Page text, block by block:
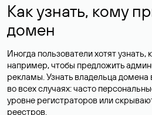
Как узнать, кому
домен
Иногда пользователи хотят узнать,
например, чтобы предложить
рекламы. Узнать владельца
во всех случаях: часто
уровне регистраторов или
реестров.